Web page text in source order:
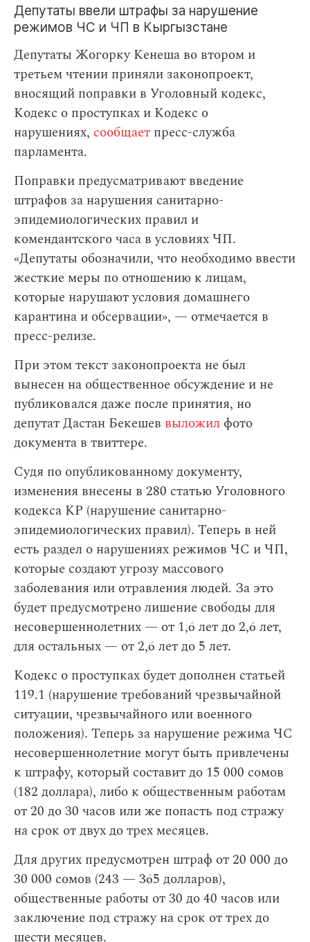
Депутаты ввели штрафы за нарушение
режимов ЧС и ЧП в Кыргызстане
Депутаты Жогорку Кенеша во втором и
третьем чтении приняли законопроект,
вносящий поправки в Уголовный кодекс,
Кодекс о проступках и Кодекс о
нарушениях, сообщает пресс-служба
парламента.
Поправки предусматривают введение
штрафов за нарушения санитарно-
эпидемиологических правил и
комендантского часа в условиях ЧП.
«Депутаты обозначили, что необходимо ввести
жесткие меры по отношению к лицам,
которые нарушают условия домашнего
карантина и обсервации», — отмечается в
пресс-релизе.
При этом текст законопроекта не был
вынесен на общественное обсуждение и не
публиковался даже после принятия, но
депутат Дастан Бекешев выложил фото
документа в твиттере.
Судя по опубликованному документу,
изменения внесены в 280 статью Уголовного
кодекса КР (нарушение санитарно-
эпидемиологических правил). Теперь в ней
есть раздел о нарушениях режимов ЧС и ЧП,
которые создают угрозу массового
заболевания или отравления людей. За это
будет предусмотрено лишение свободы для
несовершеннолетних — от 1,6 лет до 2,6 лет,
для остальных — от 2,6 лет до 5 лет.
Кодекс о проступках будет дополнен статьей
119.1 (нарушение требований чрезвычайной
ситуации, чрезвычайного или военного
положения). Теперь за нарушение режима ЧС
несовершеннолетние могут быть привлечены
к штрафу, который составит до 15 000 сомов
(182 доллара), либо к общественным работам
от 20 до 30 часов или же попасть под стражу
на срок от двух до трех месяцев.
Для других предусмотрен штраф от 20 000 до
30 000 сомов (243 — 365 долларов),
общественные работы от 30 до 40 часов или
заключение под стражу на срок от трех до
шести месяцев.